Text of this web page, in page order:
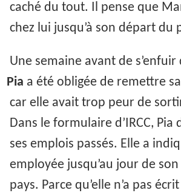
caché du tout. Il pense que
chez lui jusqu’à son départ du
Une semaine avant de s’enfuir
Pia a été obligée de remettre
car elle avait trop peur de
Dans le formulaire d’IRCC,
ses emplois passés. Elle a
employée jusqu’au jour de
pays. Parce qu’elle n’a pas